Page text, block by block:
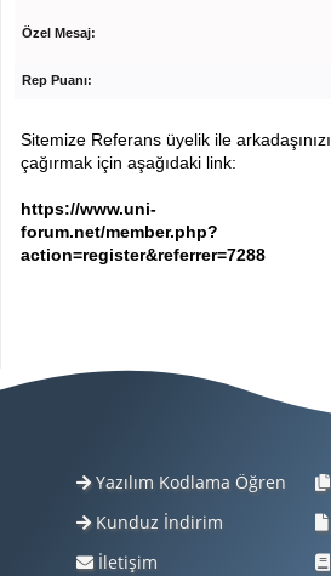
Özel Mesaj:
Rep Puanı:
Sitemize Referans üyelik ile arkadaşınızı
çağırmak için aşağıdaki link:
https://www.uni-
forum.net/member.php?
action=register&referrer=7288
Yazılım Kodlama Öğren
Kunduz İndirim
İletişim